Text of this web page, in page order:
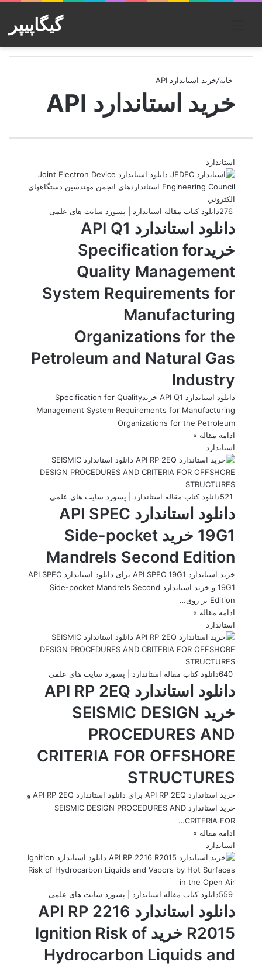
گیگاپیپر
خانه/خرید استاندارد API
خرید استاندارد API
استاندارد
دانلود کتاب مقاله استاندارد | پسورد سایت های علمی
دانلود استاندارد API Q1
خریدSpecification for
Quality Management
System Requirements for
Manufacturing
Organizations for the
Petroleum and Natural Gas
Industry
دانلود استاندارد API Q1 خریدSpecification for Quality
Management System Requirements for Manufacturing
Organizations for the Petroleum
ادامه مقاله »
استاندارد
دانلود کتاب مقاله استاندارد | پسورد سایت های علمی
دانلود استاندارد API SPEC
19G1 خرید Side-pocket
Mandrels Second Edition
خرید استاندارد API SPEC 19G1 برای دانلود استاندارد API SPEC
19G1 و خرید استاندارد Side-pocket Mandrels Second
Edition بر روی…
ادامه مقاله »
استاندارد
دانلود کتاب مقاله استاندارد | پسورد سایت های علمی
دانلود استاندارد API RP 2EQ
خرید SEISMIC DESIGN
PROCEDURES AND
CRITERIA FOR OFFSHORE
STRUCTURES
خرید استاندارد API RP 2EQ برای دانلود استاندارد API RP 2EQ و
خرید استاندارد SEISMIC DESIGN PROCEDURES AND
CRITERIA FOR…
ادامه مقاله »
استاندارد
دانلود کتاب مقاله استاندارد | پسورد سایت های علمی
دانلود استاندارد API RP 2216
R2015 خرید Ignition Risk of
Hydrocarbon Liquids and